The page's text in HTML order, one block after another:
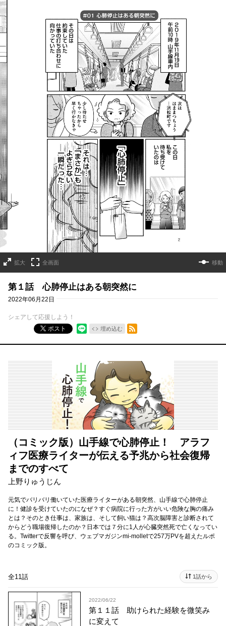
拡大 全画面 移動
第１話 心肺停止はある朝突然に
2022年06月22日
シェアして応援しよう！
ポスト
埋め込む
RSSフィード
（コミック版）山手線で心肺停止！ アラフ
ィフ医療ライターが伝える予兆から社会復帰
までのすべて
上野りゅうじん
元気でバリバリ働いていた医療ライターがある朝突然、山手線で心肺停止
に！健診を受けていたのになぜ？すぐ病院に行った方がいい危険な胸の痛み
とは？そのとき仕事は、家族は、そして飼い猫は？高次脳障害と診断されて
からどう職場復帰したのか？日本では７分に1人が心臓突然死で亡くなってい
る。Twitterで反響を呼び、ウェブマガジンmi-molletで257万PVを超えたルポ
のコミック版。
全11話 1話から
2022/06/22
第１１話 助けられた経験を微笑み
に変えて